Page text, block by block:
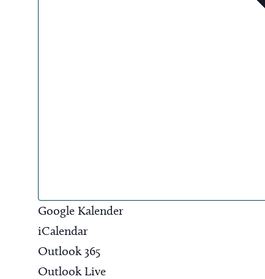
Google Kalender
iCalendar
Outlook 365
Outlook Live